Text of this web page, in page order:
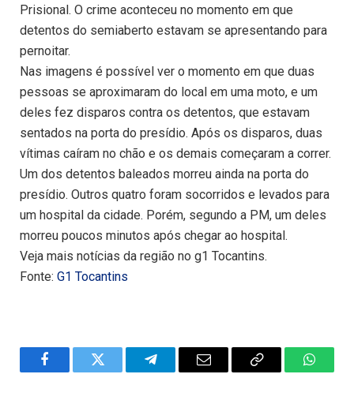
Prisional. O crime aconteceu no momento em que
detentos do semiaberto estavam se apresentando para
pernoitar.
Nas imagens é possível ver o momento em que duas
pessoas se aproximaram do local em uma moto, e um
deles fez disparos contra os detentos, que estavam
sentados na porta do presídio. Após os disparos, duas
vítimas caíram no chão e os demais começaram a correr.
Um dos detentos baleados morreu ainda na porta do
presídio. Outros quatro foram socorridos e levados para
um hospital da cidade. Porém, segundo a PM, um deles
morreu poucos minutos após chegar ao hospital.
Veja mais notícias da região no g1 Tocantins.
Fonte: G1 Tocantins
FacebookTwitter TelegramEmail
Copy